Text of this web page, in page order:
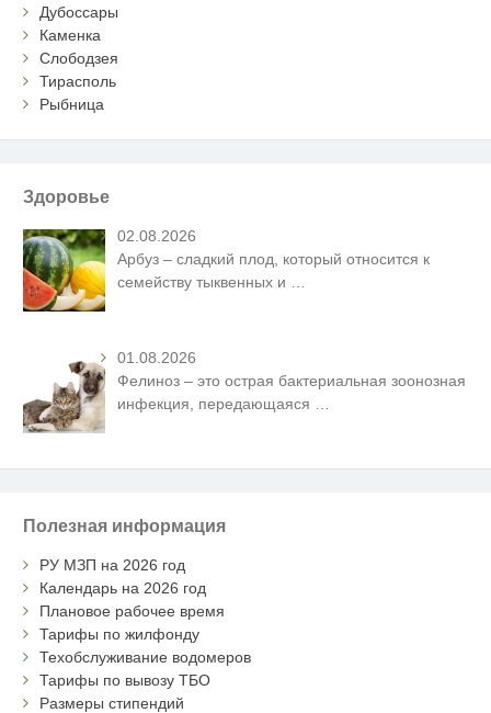
Дубоссары
Каменка
Слободзея
Тирасполь
Рыбница
Здоровье
02.08.2026
Арбуз – сладкий плод, который относится к
семейству тыквенных и
01.08.2026
Фелиноз – это острая бактериальная зоонозная
инфекция, передающаяся
Полезная информация
РУ МЗП на 2026 год
Календарь на 2026 год
Плановое рабочее время
Тарифы по жилфонду
Техобслуживание водомеров
Тарифы по вывозу ТБО
Размеры стипендий